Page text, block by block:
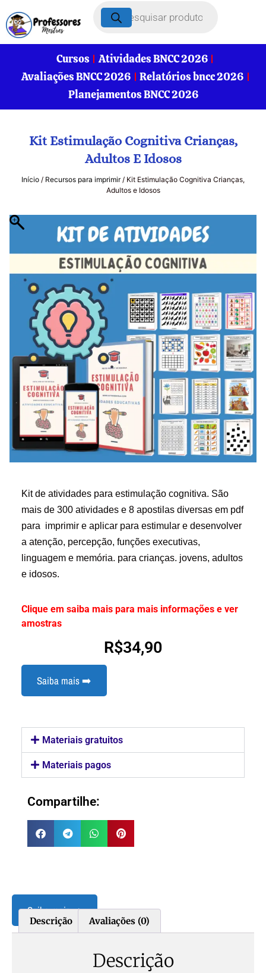
Cursos
Atividades BNCC 2026
Avaliações BNCC 2026
Relatórios bncc 2026
Planejamentos BNCC 2026
Kit Estimulação Cognitiva Crianças,
Adultos E Idosos
Início / Recursos para imprimir/ Kit Estimulação Cognitiva Crianças,
Adultos e Idosos
Kit de atividades para estimulação cognitiva. São
mais de 300 atividades e 8 apostilas diversas em pdf
para imprimir e aplicar para estimular e desenvolver
a atenção, percepção, funções executivas,
linguagem e memória. para crianças. jovens, adultos
e idosos.
Clique em saiba mais para mais informações e ver
amostras
R$34,90
Saiba mais ➡️
Materiais gratuitos
Materiais pagos
Compartilhe:
Saiba mais ➡️
Descrição Avaliações (0)
Descrição